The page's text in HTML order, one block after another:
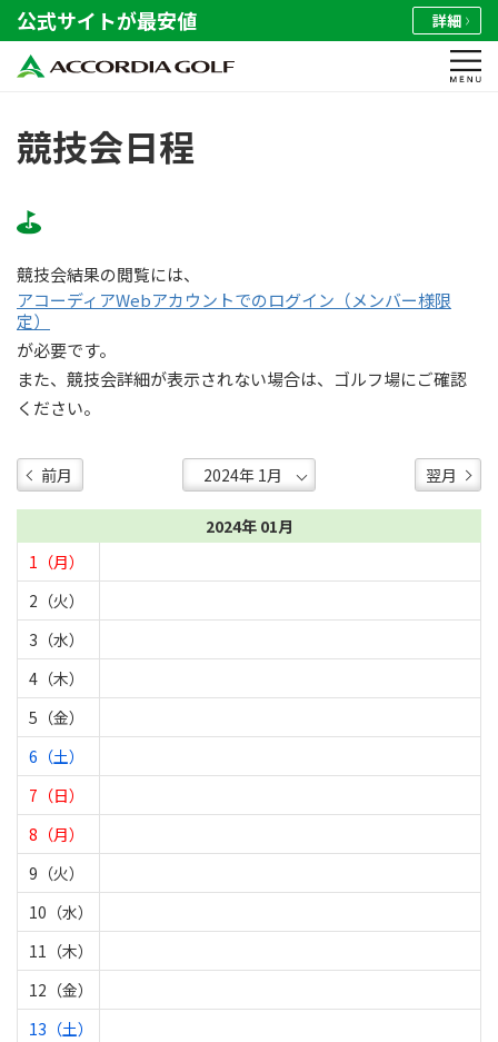
公式サイトが最安値 詳細
競技会日程
競技会結果の閲覧には、
アコーディアWebアカウントでのログイン（メンバー様限
定）
が必要です。
また、競技会詳細が表示されない場合は、ゴルフ場にご確認
ください。
前月 翌月
2024年 01月
1（月）
2（火）
3（水）
4（木）
5（金）
6（土）
7（日）
8（月）
9（火）
10（水）
11（木）
12（金）
13（土）